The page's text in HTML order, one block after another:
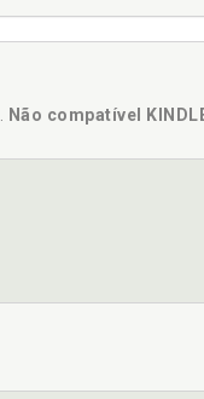
Não compatível